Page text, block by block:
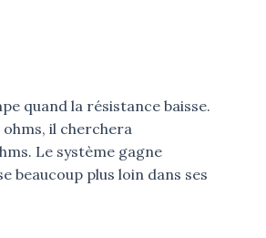
quand la résistance baisse.
ohms, il cherchera
Le système gagne
beaucoup plus loin dans ses